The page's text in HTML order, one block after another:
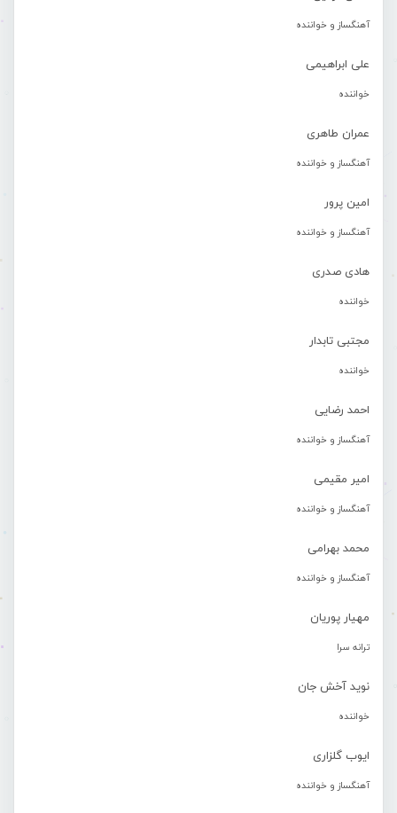
آهنگساز و خواننده
علی ابراهیمی
خواننده
عمران طاهری
آهنگساز و خواننده
امین پرور
آهنگساز و خواننده
هادی صدری
خواننده
مجتبی تابدار
خواننده
احمد رضایی
آهنگساز و خواننده
امیر مقیمی
آهنگساز و خواننده
محمد بهرامی
آهنگساز و خواننده
مهیار پوریان
ترانه سرا
نوید آخش جان
خواننده
ایوب گلزاری
آهنگساز و خواننده